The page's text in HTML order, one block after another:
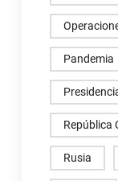
Pandemia
República
Rusia